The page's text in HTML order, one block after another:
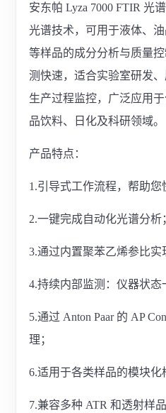
安东帕 Lyza 7000 FTIR 光
光谱技术，可用于液体、
等样品的成分分析与质量
测快速，适合实验室研发
生产过程监控，广泛应用
品饮料、日化及科研领域。
产品特点：
1.引导式工作流程，帮助您
2.一键完成自动化光谱分析
3.通过内置聚苯乙烯参比实
4.持续内部监测：仪器状态
5.通过 Anton Paar 的 AP
理；
6.适用于各类样品的模块化
7.兼容多种 ATR 和透射样品